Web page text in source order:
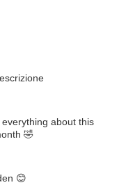
about this
🤣
😊